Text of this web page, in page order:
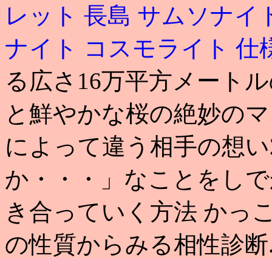
レット 長島 サムソナイ
ナイト コスモライト 仕
る広さ16万平方メート
と鮮やかな桜の絶妙の
によって違う相手の想
か・・・」なことをし
き合っていく方法 かっ
の性質からみる相性診